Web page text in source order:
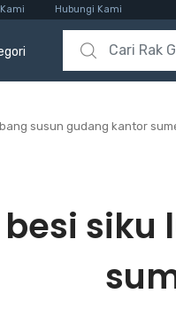
Hubungi Kami
Search for:
susun gudang kantor
siku